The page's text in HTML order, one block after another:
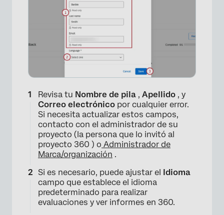
Revisa tu Nombre de pila , Apellido , y
Correo electrónico por cualquier error.
Si necesita actualizar estos campos,
contacto con el administrador de su
proyecto (la persona que lo invitó al
proyecto 360 ) o Administrador de
Marca/organización .
Si es necesario, puede ajustar el Idioma
campo que establece el idioma
predeterminado para realizar
evaluaciones y ver informes en 360.